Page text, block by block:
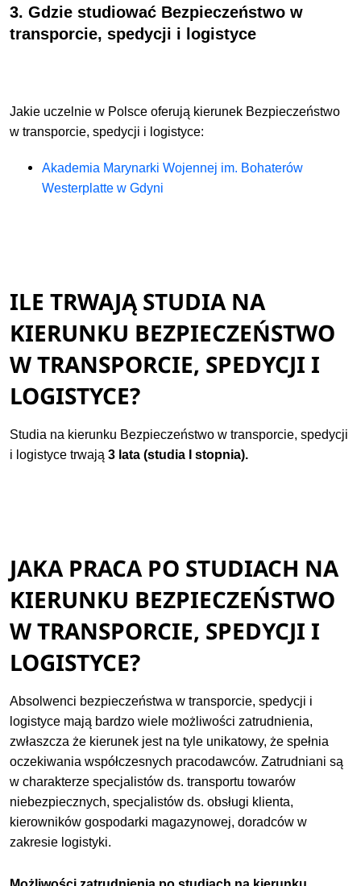
3. Gdzie studiować Bezpieczeństwo w
transporcie, spedycji i logistyce
Jakie uczelnie w Polsce oferują kierunek Bezpieczeństwo
w transporcie, spedycji i logistyce:
Akademia Marynarki Wojennej im. Bohaterów
Westerplatte w Gdyni
ILE TRWAJĄ STUDIA NA
KIERUNKU BEZPIECZEŃSTWO
W TRANSPORCIE, SPEDYCJI I
LOGISTYCE?
Studia na kierunku Bezpieczeństwo w transporcie, spedycji
i logistyce trwają3 lata (studia I stopnia).
JAKA PRACA PO STUDIACH NA
KIERUNKU BEZPIECZEŃSTWO
W TRANSPORCIE, SPEDYCJI I
LOGISTYCE?
Absolwenci bezpieczeństwa w transporcie, spedycji i
logistyce mają bardzo wiele możliwości zatrudnienia,
zwłaszcza że kierunek jest na tyle unikatowy, że spełnia
oczekiwania współczesnych pracodawców. Zatrudniani są
w charakterze specjalistów ds. transportu towarów
niebezpiecznych, specjalistów ds. obsługi klienta,
kierowników gospodarki magazynowej, doradców w
zakresie logistyki.